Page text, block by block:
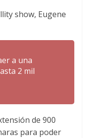
show, Eugene
a una
2 mil
de 900
para poder